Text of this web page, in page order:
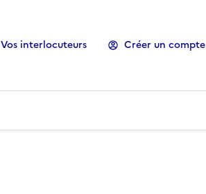
Vos interlocuteurs Créer un compte